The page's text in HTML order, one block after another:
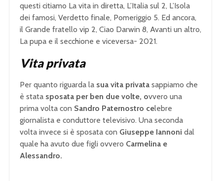
questi citiamo La vita in diretta, L’Italia sul 2, L’Isola
dei famosi, Verdetto finale, Pomeriggio 5. Ed ancora,
il Grande fratello vip 2, Ciao Darwin 8, Avanti un altro,
La pupa e il secchione e viceversa- 2021.
Vita privata
Per quanto riguarda la sua vita privata sappiamo che
è stata sposata per ben due volte, ovvero una
prima volta con Sandro Paternostro celebre
giornalista e conduttore televisivo. Una seconda
volta invece si è sposata con Giuseppe Iannoni dal
quale ha avuto due figli ovvero Carmelina e
Alessandro.